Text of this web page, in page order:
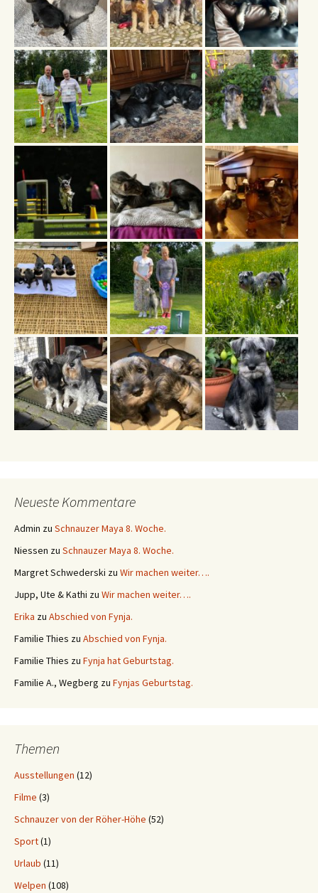
Neueste Kommentare
Admin zu Schnauzer Maya 8. Woche.
Niessen zu Schnauzer Maya 8. Woche.
Margret Schwederski zu Wir machen weiter….
Jupp, Ute & Kathi zu Wir machen weiter….
Erika zu Abschied von Fynja.
Familie Thies zu Abschied von Fynja.
Familie Thies zu Fynja hat Geburtstag.
Familie A., Wegberg zu Fynjas Geburtstag.
Themen
Ausstellungen (12)
Filme (3)
Schnauzer von der Röher-Höhe (52)
Sport(1)
Urlaub (11)
Welpen (108)